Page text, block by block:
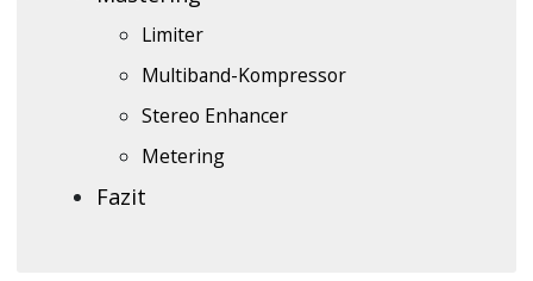
Limiter
Multiband-Kompressor
Stereo Enhancer
Metering
Fazit